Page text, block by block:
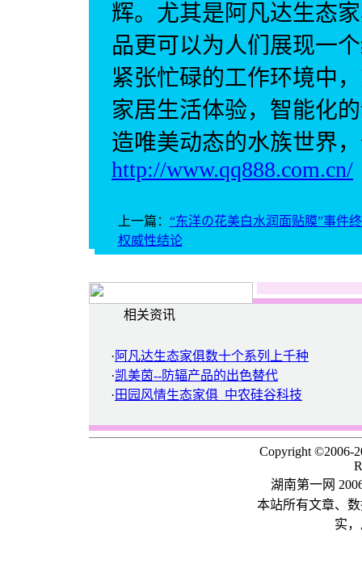
辉。尤其是阿凡达生态
品更可以为人们展现一
紧张忙碌的工作环境中
家居生活体验，智能化
造唯美动态的水族世界
http://www.qq888.com.cn/
上一篇： “东洋の花美白水润面贴膜”事件
权威性结论
相关资讯
· 阿凡达生态家俱数十个系列上千种
·凯美茵--防辐产品的出色替代
·田园风情生态家俱 中农硅谷科技
Copyright ©2006-
湖南第一网
本站所有文章、
实